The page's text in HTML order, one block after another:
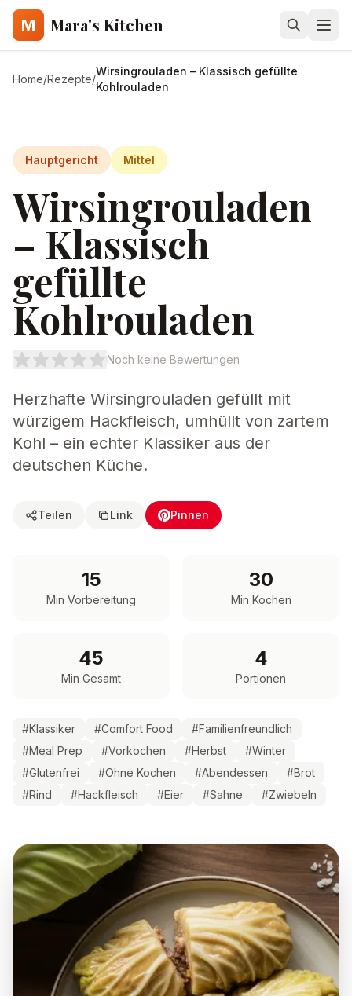
M Mara's Kitchen
Home/Rezepte/
Wirsingrouladen – Klassisch gefüllte
Kohlrouladen
Hauptgericht Mittel
Wirsingrouladen
– Klassisch
gefüllte
Kohlrouladen
Noch keine Bewertungen
Herzhafte Wirsingrouladen gefüllt mit
würzigem Hackfleisch, umhüllt von zartem
Kohl – ein echter Klassiker aus der
deutschen Küche.
Teilen Link Pinnen
15
Min Vorbereitung
30
Min Kochen
45
Min Gesamt
4
Portionen
#Klassiker #Comfort Food #Familienfreundlich
#Meal Prep #Vorkochen #Herbst #Winter
#Glutenfrei #Ohne Kochen #Abendessen #Brot
#Rind #Hackfleisch #Eier #Sahne #Zwiebeln